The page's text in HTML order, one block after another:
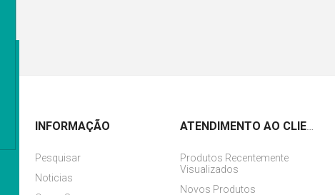
INFORMAÇÃO
Pesquisar
Noticias
ATENDIMENTO AO CLIENTE
Produtos Recentemente
Visualizados
Novos Produtos